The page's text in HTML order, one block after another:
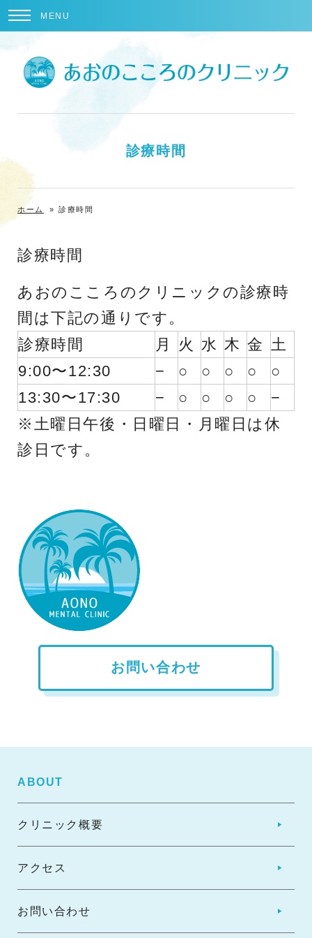
MENU
診療時間
ホーム » 診療時間
診療時間
あおのこころのクリニックの診療時
間は下記の通りです。
診療時間
月 火 水 木 金 土
9:00〜12:30
− ○ ○ ○ ○
○
13:30〜17:30
− ○ ○ ○ ○
−
※土曜日午後・日曜日・月曜日は休
診日です。
お問い合わせ
ABOUT
クリニック概要
アクセス
お問い合わせ